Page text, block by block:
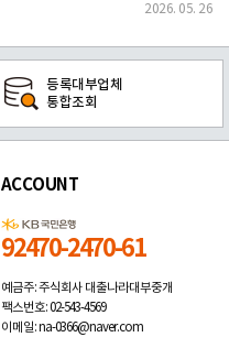
2026. 05. 26
등록대부업체
통합조회
ACCOUNT
92470-2470-61
예금주: 주식회사 대출나라대부중개
팩스번호: 02-543-4569
이메일: na-0366@naver.com